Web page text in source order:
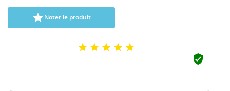
Noter le produit
    
